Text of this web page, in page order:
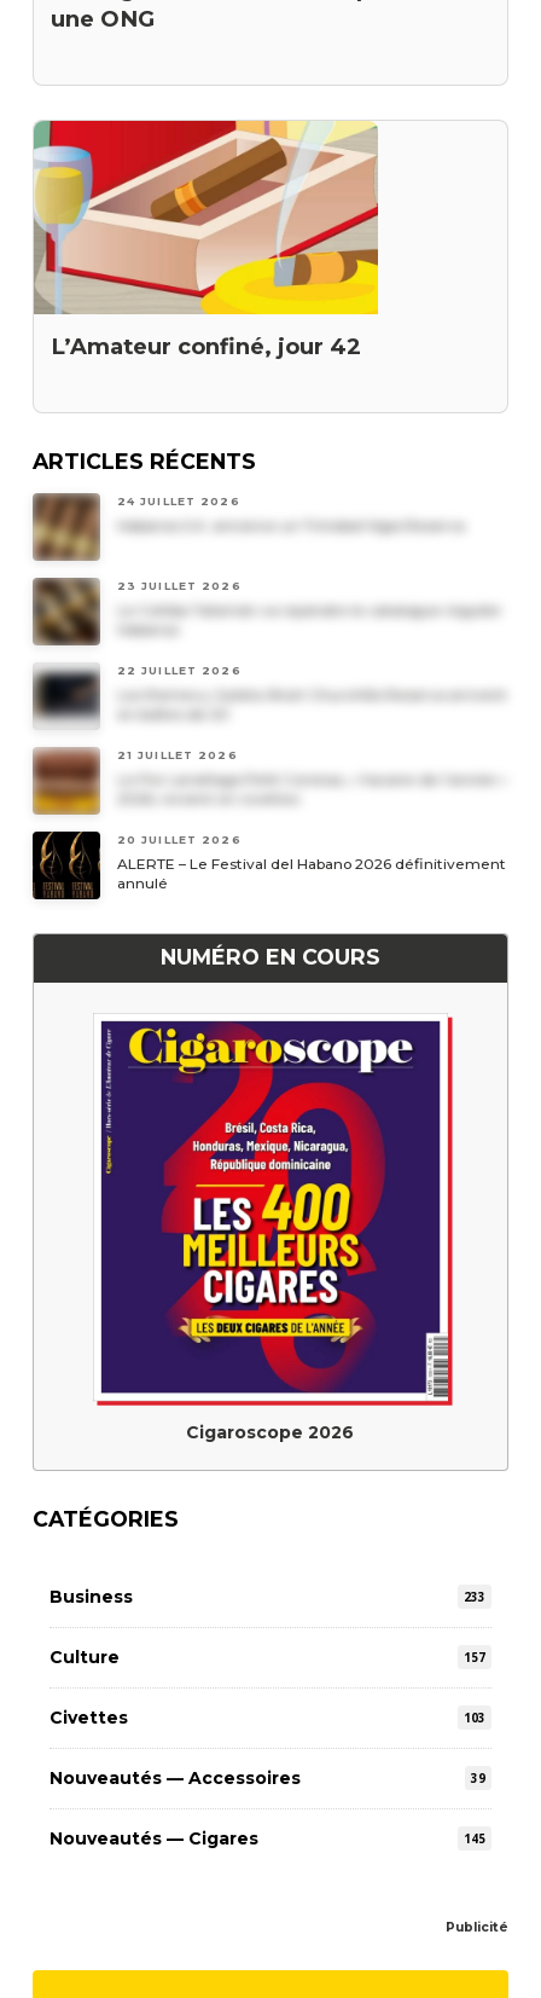
une ONG
L’Amateur confiné, jour 42
ARTICLES RÉCENTS
24 JUILLET 2026
Habanos S.A. annonce un Trinidad Vigia Reserva
23 JUILLET 2026
Le Cohiba Talismán va rejoindre le catalogue régulier
22 JUILLET 2026
21 JUILLET 2026
Le Por Larrañaga Petit Coronas, « havane de l’année »
20 JUILLET 2026
ALERTE – Le Festival del Habano 2026 définitivement
annulé
NUMÉRO EN COURS
Cigaroscope 2026
CATÉGORIES
Business 233
Culture 157
Civettes 103
Nouveautés — Accessoires 39
Nouveautés — Cigares 145
Publicité